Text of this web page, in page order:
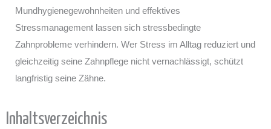
Inhaltsverzeichnis
Mundhygienegewohnheiten und effektives
Stressmanagement lassen sich stressbedingte
Zahnprobleme verhindern. Wer Stress im Alltag reduziert und
gleichzeitig seine Zahnpflege nicht vernachlässigt, schützt
langfristig seine Zähne.